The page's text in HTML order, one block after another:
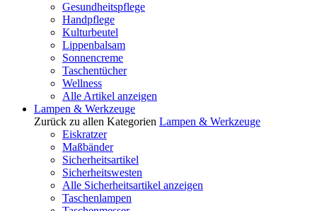
Gesundheitspflege
Handpflege
Kulturbeutel
Lippenbalsam
Sonnencreme
Taschentücher
Wellness
Alle Artikel anzeigen
Lampen & Werkzeuge
Zurück zu allen Kategorien Lampen & Werkzeuge
Eiskratzer
Maßbänder
Sicherheitsartikel
Sicherheitswesten
Alle Sicherheitsartikel anzeigen
Taschenlampen